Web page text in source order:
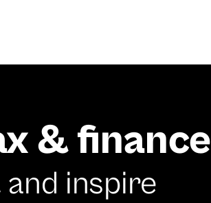
& finance
inspire